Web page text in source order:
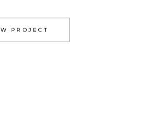
PROJECT